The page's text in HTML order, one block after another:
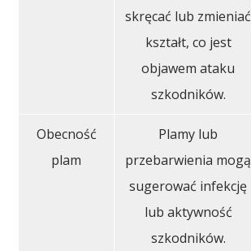
skręcać lub zmieniać
kształt, co jest
objawem ataku
szkodników.
Obecność
plam
Plamy lub
przebarwienia mogą
sugerować infekcję
lub aktywność
szkodników.